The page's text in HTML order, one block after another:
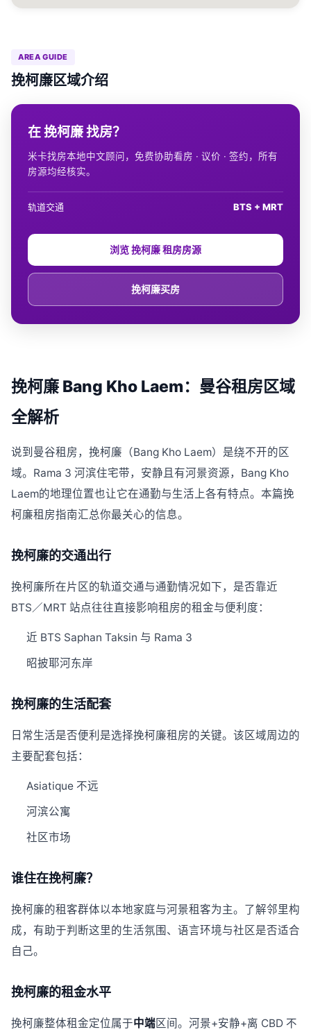
AREA GUIDE
挽柯廉区域介绍
挽柯廉 Bang Kho Laem：曼谷租房区域
全解析
说到曼谷租房，挽柯廉（Bang Kho Laem）是绕不开的区
域。Rama 3 河滨住宅带，安静且有河景资源，Bang Kho
Laem的地理位置也让它在通勤与生活上各有特点。本篇挽
柯廉租房指南汇总你最关心的信息。
挽柯廉的交通出行
挽柯廉所在片区的轨道交通与通勤情况如下，是否靠近
BTS／MRT 站点往往直接影响租房的租金与便利度：
近 BTS Saphan Taksin 与 Rama 3
昭披耶河东岸
挽柯廉的生活配套
日常生活是否便利是选择挽柯廉租房的关键。该区域周边的
主要配套包括：
Asiatique 不远
河滨公寓
社区市场
谁住在挽柯廉？
挽柯廉的租客群体以本地家庭与河景租客为主。了解邻里构
成，有助于判断这里的生活氛围、语言环境与社区是否适合
自己。
挽柯廉的租金水平
挽柯廉整体租金定位属于中端区间。河景+安静+离 CBD 不
在 挽柯廉 找房？
米卡找房本地中文顾问，免费协助看房 · 议价 · 签约，所有
房源均经核实。
轨道交通 BTS + MRT
浏览 挽柯廉 租房房源
挽柯廉买房